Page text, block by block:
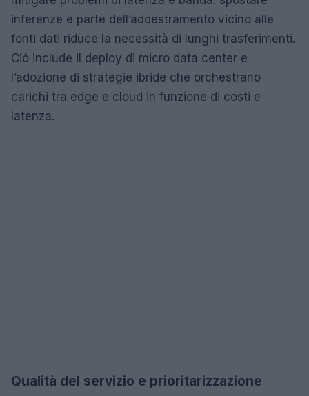
inferenze e parte dell’addestramento vicino alle
fonti dati riduce la necessità di lunghi trasferimenti.
Ciò include il deploy di micro data center e
l’adozione di strategie ibride che orchestrano
carichi tra edge e cloud in funzione di costi e
latenza.
Qualità del servizio e prioritarizzazione